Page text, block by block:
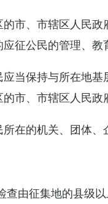
市、市辖区人民
征公民的管理、教
当保持与所在地
市、市辖区人民政
在的机关、团体、
查由征集地的县级